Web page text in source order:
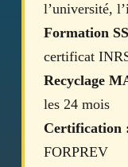
l’université,
Formation
certificat
Recyclage
les 24 mois
Certification
FORPREV